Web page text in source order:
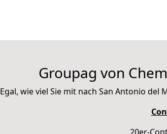
Groupag von
Egal, wie viel Sie mit nach San Antonio